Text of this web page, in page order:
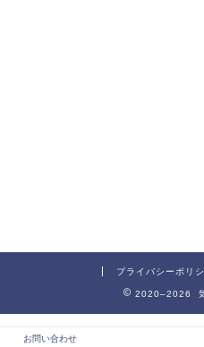
プライバシーポリ
2020–2026
お問い合わせ